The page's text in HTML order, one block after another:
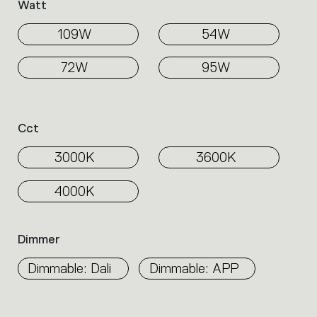
Watt
109W 54W
72W 95W
Cct
3000K 3600K
4000K
Dimmer
Dimmable: Dali Dimmable: APP